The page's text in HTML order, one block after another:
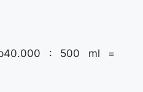
: 500 ml =